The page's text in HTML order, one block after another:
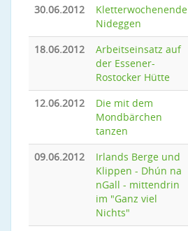
30.06.2012
Kletterwochenende
Nideggen
18.06.2012
Arbeitseinsatz auf
der Essener-
Rostocker Hütte
12.06.2012
Die mit dem
Mondbärchen
tanzen
09.06.2012
Irlands Berge und
Klippen - Dhún na
nGall - mittendrin
im "Ganz viel
Nichts"